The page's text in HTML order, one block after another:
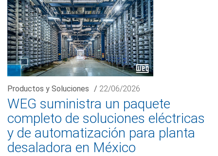
Productos y Soluciones / 22/06/2026
WEG suministra un paquete
completo de soluciones eléctricas
y de automatización para planta
desaladora en México